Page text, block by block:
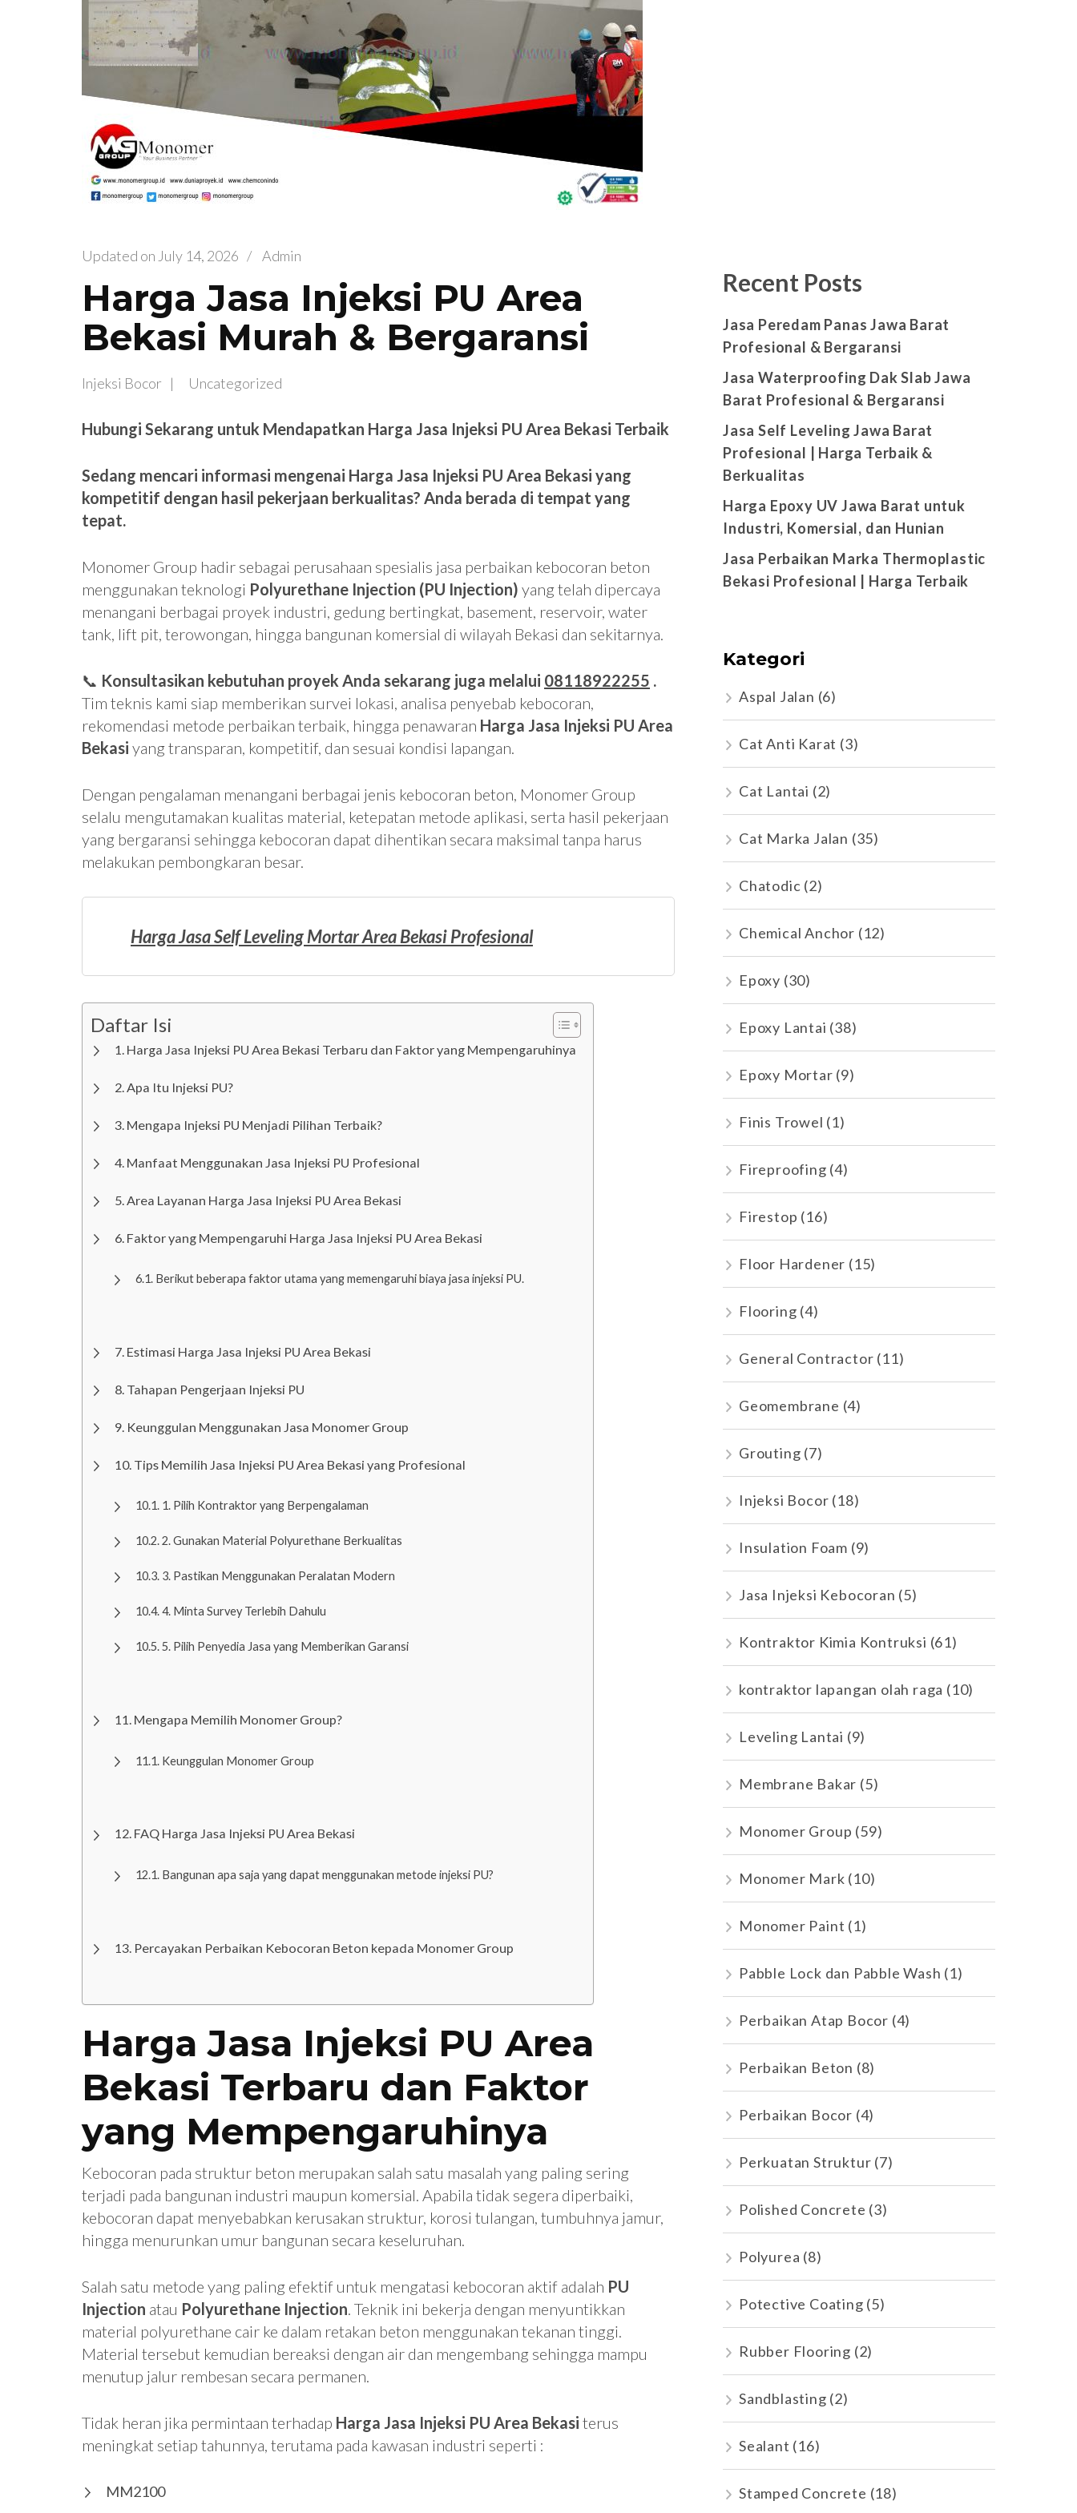
Updated on July 14, 2026 / Admin
Harga Jasa Injeksi PU Area
Bekasi Murah & Bergaransi
Injeksi Bocor Uncategorized
Hubungi Sekarang untuk Mendapatkan Harga Jasa Injeksi PU Area Bekasi Terbaik
Sedang mencari informasi mengenai Harga Jasa Injeksi PU Area Bekasi yang
kompetitif dengan hasil pekerjaan berkualitas? Anda berada di tempat yang
tepat.
Monomer Group hadir sebagai perusahaan spesialis jasa perbaikan kebocoran beton
menggunakan teknologi Polyurethane Injection (PU Injection) yang telah dipercaya
menangani berbagai proyek industri, gedung bertingkat, basement, reservoir, water
tank, lift pit, terowongan, hingga bangunan komersial di wilayah Bekasi dan sekitarnya.
📞 Konsultasikan kebutuhan proyek Anda sekarang juga melalui 08118922255 .
Tim teknis kami siap memberikan survei lokasi, analisa penyebab kebocoran,
rekomendasi metode perbaikan terbaik, hingga penawaran Harga Jasa Injeksi PU Area
Bekasi yang transparan, kompetitif, dan sesuai kondisi lapangan.
Dengan pengalaman menangani berbagai jenis kebocoran beton, Monomer Group
selalu mengutamakan kualitas material, ketepatan metode aplikasi, serta hasil pekerjaan
yang bergaransi sehingga kebocoran dapat dihentikan secara maksimal tanpa harus
melakukan pembongkaran besar.
Harga Jasa Self Leveling Mortar Area Bekasi Profesional
Daftar Isi
Harga Jasa Injeksi PU Area Bekasi Terbaru dan Faktor yang Mempengaruhinya
Apa Itu Injeksi PU?
Mengapa Injeksi PU Menjadi Pilihan Terbaik?
Manfaat Menggunakan Jasa Injeksi PU Profesional
Area Layanan Harga Jasa Injeksi PU Area Bekasi
Faktor yang Mempengaruhi Harga Jasa Injeksi PU Area Bekasi
Berikut beberapa faktor utama yang memengaruhi biaya jasa injeksi PU.
Estimasi Harga Jasa Injeksi PU Area Bekasi
Tahapan Pengerjaan Injeksi PU
Keunggulan Menggunakan Jasa Monomer Group
Tips Memilih Jasa Injeksi PU Area Bekasi yang Profesional
1. Pilih Kontraktor yang Berpengalaman
2. Gunakan Material Polyurethane Berkualitas
3. Pastikan Menggunakan Peralatan Modern
4. Minta Survey Terlebih Dahulu
5. Pilih Penyedia Jasa yang Memberikan Garansi
Mengapa Memilih Monomer Group?
Keunggulan Monomer Group
FAQ Harga Jasa Injeksi PU Area Bekasi
Bangunan apa saja yang dapat menggunakan metode injeksi PU?
Percayakan Perbaikan Kebocoran Beton kepada Monomer Group
Harga Jasa Injeksi PU Area
Bekasi Terbaru dan Faktor
yang Mempengaruhinya
Kebocoran pada struktur beton merupakan salah satu masalah yang paling sering
terjadi pada bangunan industri maupun komersial. Apabila tidak segera diperbaiki,
kebocoran dapat menyebabkan kerusakan struktur, korosi tulangan, tumbuhnya jamur,
hingga menurunkan umur bangunan secara keseluruhan.
Salah satu metode yang paling efektif untuk mengatasi kebocoran aktif adalah PU
Injection atau Polyurethane Injection . Teknik ini bekerja dengan menyuntikkan
material polyurethane cair ke dalam retakan beton menggunakan tekanan tinggi.
Material tersebut kemudian bereaksi dengan air dan mengembang sehingga mampu
menutup jalur rembesan secara permanen.
Tidak heran jika permintaan terhadap Harga Jasa Injeksi PU Area Bekasi terus
meningkat setiap tahunnya, terutama pada kawasan industri seperti :
MM2100
Recent Posts
Jasa Peredam Panas Jawa Barat
Profesional & Bergaransi
Jasa Waterproofing Dak Slab Jawa
Barat Profesional & Bergaransi
Jasa Self Leveling Jawa Barat
Profesional | Harga Terbaik &
Berkualitas
Harga Epoxy UV Jawa Barat untuk
Industri, Komersial, dan Hunian
Jasa Perbaikan Marka Thermoplastic
Bekasi Profesional | Harga Terbaik
Kategori
Aspal Jalan (6)
Cat Anti Karat (3)
Cat Lantai (2)
Cat Marka Jalan (35)
Chatodic (2)
Chemical Anchor (12)
Epoxy (30)
Epoxy Lantai (38)
Epoxy Mortar (9)
Finis Trowel (1)
Fireproofing (4)
Firestop (16)
Floor Hardener (15)
Flooring (4)
General Contractor (11)
Geomembrane (4)
Grouting (7)
Injeksi Bocor (18)
Insulation Foam (9)
Jasa Injeksi Kebocoran (5)
Kontraktor Kimia Kontruksi (61)
kontraktor lapangan olah raga (10)
Leveling Lantai (9)
Membrane Bakar (5)
Monomer Group (59)
Monomer Mark (10)
Monomer Paint (1)
Pabble Lock dan Pabble Wash (1)
Perbaikan Atap Bocor (4)
Perbaikan Beton (8)
Perbaikan Bocor (4)
Perkuatan Struktur (7)
Polished Concrete (3)
Polyurea (8)
Potective Coating (5)
Rubber Flooring (2)
Sandblasting (2)
Sealant (16)
Stamped Concrete (18)